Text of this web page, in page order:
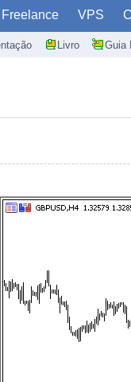
Freelance VPS
Livro Guia